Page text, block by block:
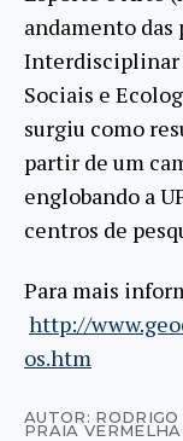
andamento das
Interdisciplinar
Sociais e
surgiu como
partir de um
englobando a
centros de
Para mais
http://
os.htm
AUTOR:
PRAIA VERMELHA